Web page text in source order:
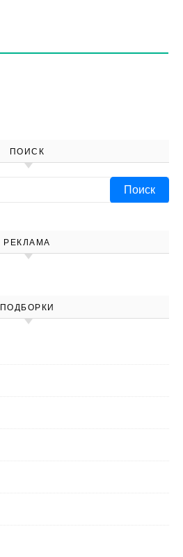
ПОИСК
РЕКЛАМА
ПОДБОРКИ